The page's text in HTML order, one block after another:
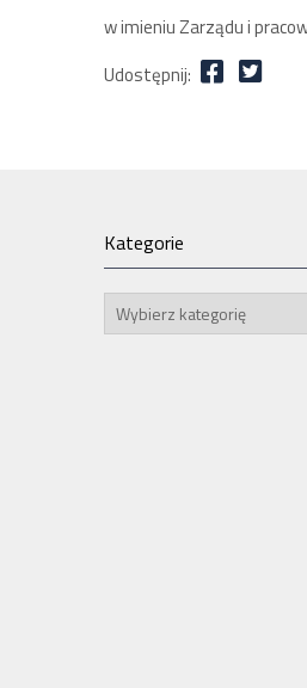
w imieniu Zarządu i
Udostępnij:
Kategorie
Kategorie